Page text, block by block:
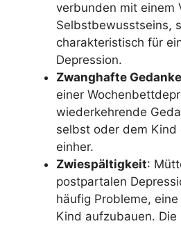
verbunden mit einem
Selbstbewusstseins,
charakteristisch für
Depression.
Zwanghafte
einer
wiederkehrende
selbst oder dem Kind
einher.
Zwiespältigkeit:
postpartalen
häufig Probleme,
Kind aufzubauen. Die